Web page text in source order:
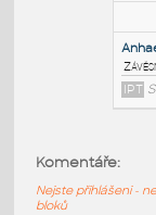
Komentáře:
Nejste přihlášeni -
bloků